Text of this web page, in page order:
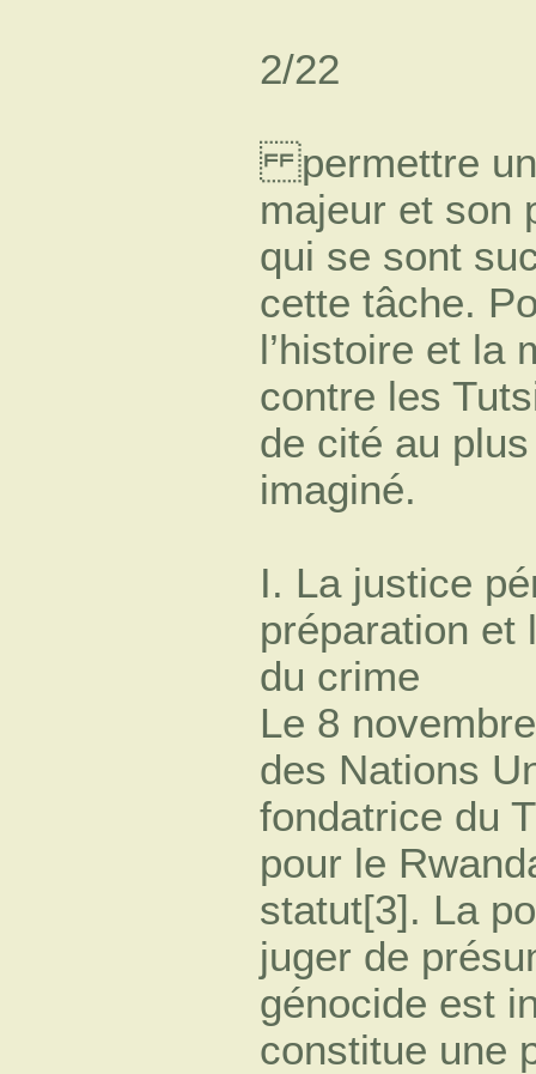
2/22
permettre
majeur et son
qui se sont
cette tâche.
l’histoire et la
contre les
de cité au
imaginé.
I. La justice
préparation et
du crime
Le 8
des Nations
fondatrice du
pour le
statut[3]. La
juger de
génocide est
constitue une